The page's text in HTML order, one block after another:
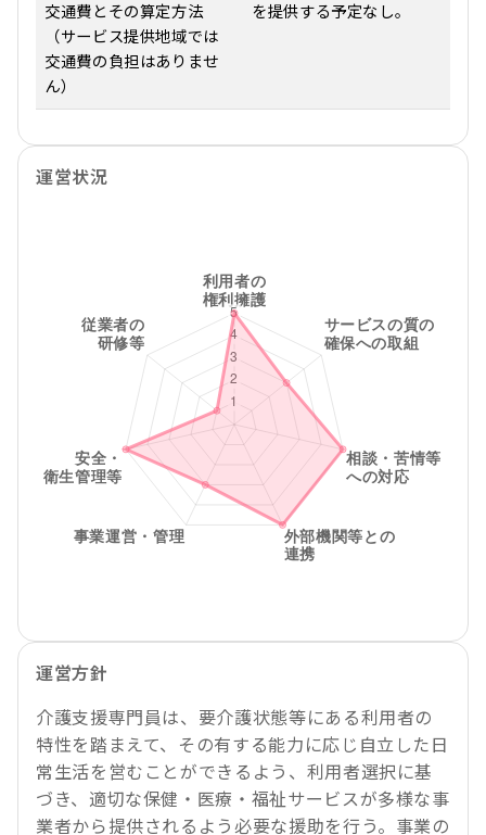
交通費とその算定方法
（サービス提供地域では
交通費の負担はありませ
ん）
を提供する予定なし。
運営状況
運営方針
介護支援専門員は、要介護状態等にある利用者の
特性を踏まえて、その有する能力に応じ自立した日
常生活を営むことができるよう、利用者選択に基
づき、適切な保健・医療・福祉サービスが多様な事
業者から提供されるよう必要な援助を行う。事業の